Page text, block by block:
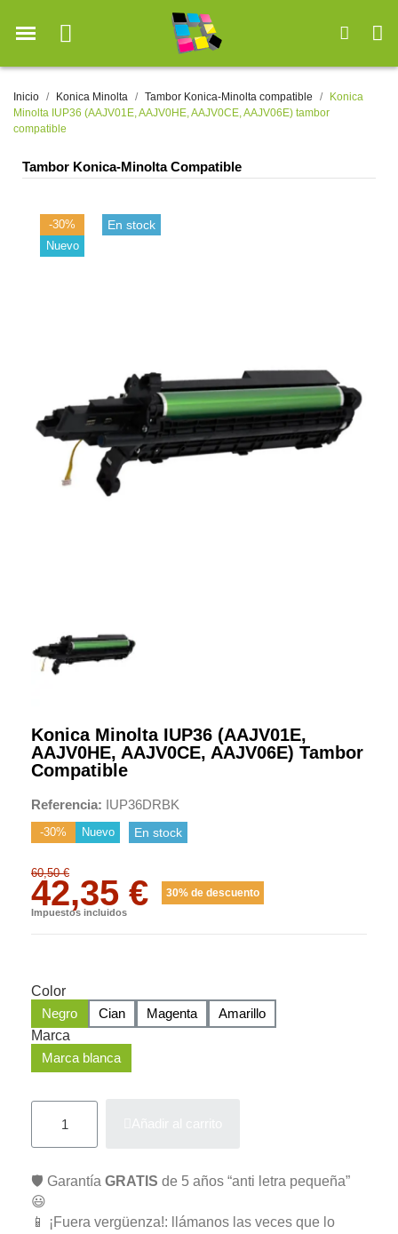
Inicio Konica Minolta Tambor Konica-Minolta compatible
Konica
Minolta IUP36 (AAJV01E, AAJV0HE, AAJV0CE, AAJV06E) tambor
compatible
Tambor Konica-Minolta Compatible
-30%
Nuevo
En stock
Konica Minolta IUP36 (AAJV01E,
AAJV0HE, AAJV0CE, AAJV06E) Tambor
Compatible
Referencia IUP36DRBK
-30% Nuevo En stock
60,50 €
42,35 € 30% de descuento
Impuestos incluidos
Color
Negro
Cian Magenta
Amarillo
Marca
Marca blanca
🛡️ Garantía GRATIS de 5 años “anti letra pequeña”
😃
📱 ¡Fuera vergüenza!: llámanos las veces que lo